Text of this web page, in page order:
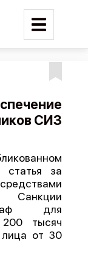
СИЗ
статья за
Санкции
для
тысяч
лица от 30